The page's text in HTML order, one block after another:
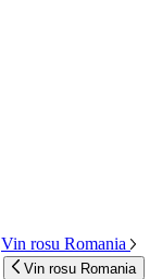
Vin rosu Romania
Vin rosu Romania